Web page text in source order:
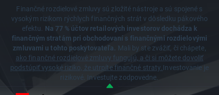
Finančné rozdielové zmluvy sú zložité nástroje a sú spojené s
vysokým rizikom rýchlych finančných strát v dôsledku pákového
efektu. Na 77 % účtov retailových investorov dochádza k
finančným stratám pri obchodovaní s finančnými rozdielovými
zmluvami u tohto poskytovateľa. Mali by ste zvážiť, či chápete,
ako finančné rozdielové zmluvy fungujú, a či si môžete dovoliť
podstúpiť vysoké riziko, že utrpíte finančné straty.Investovanie je
rizikové. Investujte zodpovedne.